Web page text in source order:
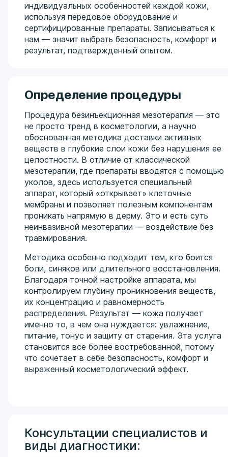
индивидуальных особенностей каждой кожи,
используя передовое оборудование и
сертифицированные препараты. Записываться к
нам — значит выбрать безопасность, комфорт и
результат, подтвержденный опытом.
Определение процедуры
Процедура безинъекционная мезотерапия — это
не просто тренд в косметологии, а научно
обоснованная методика доставки активных
веществ в глубокие слои кожи без нарушения ее
целостности. В отличие от классической
мезотерапии, где препараты вводятся с помощью
уколов, здесь используется специальный
аппарат, который «открывает» клеточные
мембраны и позволяет полезным компонентам
проникать напрямую в дерму. Это и есть суть
неинвазивной мезотерапии — воздействие без
травмирования.
Методика особенно подходит тем, кто боится
боли, синяков или длительного восстановления.
Благодаря точной настройке аппарата, мы
контролируем глубину проникновения веществ,
их концентрацию и равномерность
распределения. Результат — кожа получает
именно то, в чем она нуждается: увлажнение,
питание, тонус и защиту от старения. Эта услуга
становится все более востребованной, потому
что сочетает в себе безопасность, комфорт и
выраженный косметологический эффект.
Консультации специалистов и
виды диагностики: